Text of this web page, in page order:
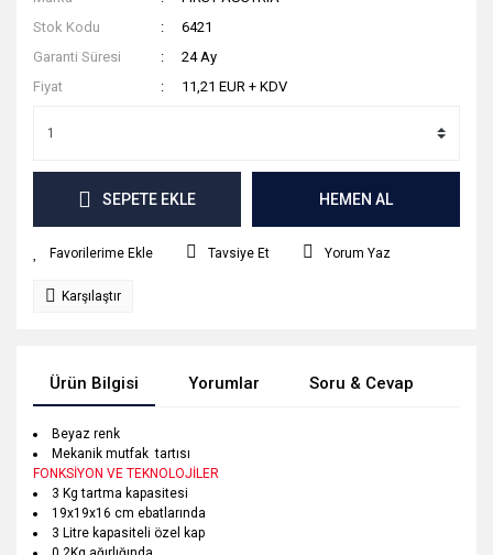
Stok Kodu
6421
Garanti Süresi
24 Ay
Fiyat
11,21 EUR + KDV
SEPETE EKLE HEMEN AL
Tavsiye Et Yorum Yaz
Karşılaştır
Ürün Bilgisi Yorumlar Soru & Cevap
Beyaz renk
Mekanik mutfak tartısı
FONKSİYON VE TEKNOLOJİLER
3 Kg tartma kapasitesi
19x19x16 cm ebatlarında
3 Litre kapasiteli özel kap